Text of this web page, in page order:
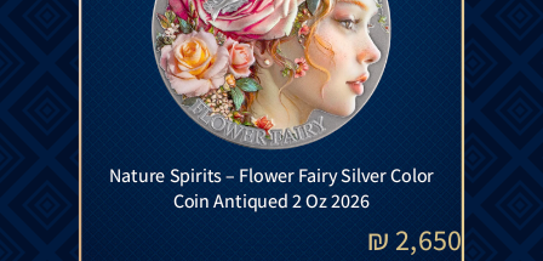
Nature Spirits – Flower Fairy Silver Color
Coin Antiqued 2 Oz 2026
2,650
₪